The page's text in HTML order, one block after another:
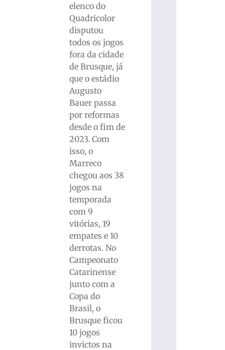
elenco do
Quadricolor
disputou
todos os jogos
fora da cidade
de Brusque, já
que o estádio
Augusto
Bauer passa
por reformas
desde o fim de
2023. Com
isso, o
Marreco
chegou aos 38
jogos na
temporada
com 9
vitórias, 19
empates e 10
derrotas. No
Campeonato
Catarinense
junto com a
Copa do
Brasil, o
Brusque ficou
10 jogos
invictos na